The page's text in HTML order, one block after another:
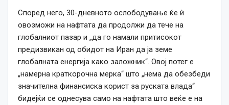
Според него, 30-дневното ослободување ќе ѝ
овозможи на нафтата да продолжи да тече на
глобалниот пазар и „да го намали притисокот
предизвикан од обидот на Иран да ја земе
глобалната енергија како заложник“. Овој потег е
„намерна краткорочна мерка“ што „нема да обезбеди
значителна финансиска корист за руската влада“
бидејќи се однесува само на нафтата што веќе е на